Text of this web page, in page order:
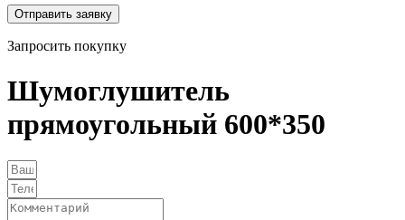
Отправить заявку
Запросить покупку
Шумоглушитель
прямоугольный 600*350